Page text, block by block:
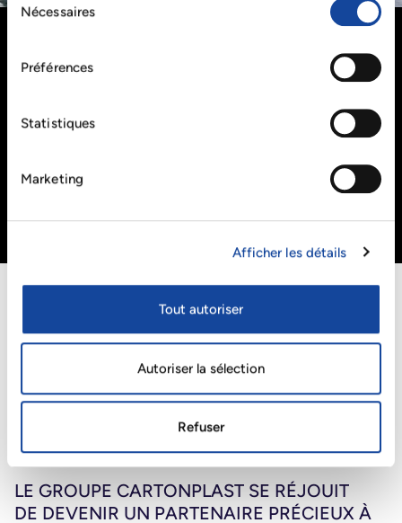
duNécessaires
Préférences
Statistiques
Marketing
Afficher les détails
Tout autoriser
Autoriser la sélection
Refuser
CAPACITÉ DE NOS LIGNES DE LAVAGE
lignes de lavage et, par conséquent, nous disposons de la
sont tous interconnectés, ce qui nous permet de planifier
au-delà des frontières de manière organisée et d'analyser
Étant donné que les normes de qualité sont
constamment élevées pour chaque site de notre réseau,
demande inattendue.
LE GROUPE CARTONPLAST SE RÉJOUIT
DE DEVENIR UN PARTENAIRE PRÉCIEUX À